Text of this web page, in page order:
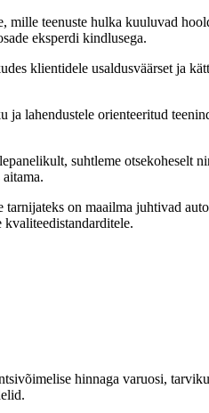
mille teenuste hulka kuuluvad
eksperdi kindlusega.
klientidele usaldusväärset ja
lahendustele orienteeritud
suhtleme otsekoheselt
on maailma juhtivad
kvaliteedistandarditele.
hinnaga varuosi,